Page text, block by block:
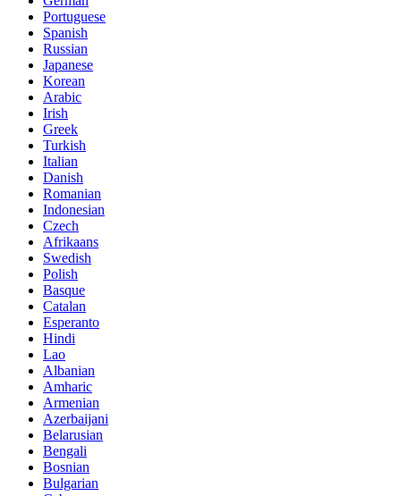
Portuguese
Spanish
Russian
Japanese
Korean
Arabic
Irish
Greek
Turkish
Italian
Danish
Romanian
Indonesian
Czech
Afrikaans
Swedish
Polish
Basque
Catalan
Esperanto
Hindi
Lao
Albanian
Amharic
Armenian
Azerbaijani
Belarusian
Bengali
Bosnian
Bulgarian